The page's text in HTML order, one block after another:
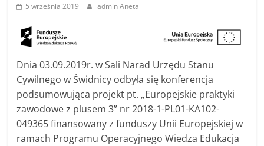
5 września 2019 admin Aneta
Dnia 03.09.2019r. w Sali Narad Urzędu Stanu
Cywilnego w Świdnicy odbyła się konferencja
podsumowująca projekt pt. „Europejskie praktyki
zawodowe z plusem 3” nr 2018-1-PL01-KA102-
049365 finansowany z funduszy Unii Europejskiej w
ramach Programu Operacyjnego Wiedza Edukacja